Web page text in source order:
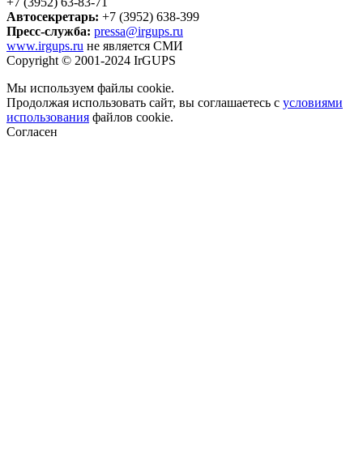
Автосекретарь: +7 (3952) 638-399
Пресс-служба: pressa@irgups.ru
www.irgups.ru не является СМИ
Copyright © 2001-2024 IrGUPS
Мы используем файлы cookie.
Продолжая использовать сайт, вы соглашаетесь с условиями
использования файлов cookie.
Согласен